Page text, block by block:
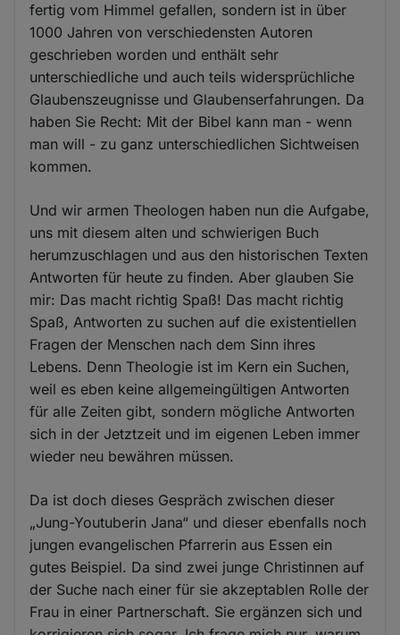
fertig vom Himmel gefallen, sondern ist in über
1000 Jahren von verschiedensten Autoren
geschrieben worden und enthält sehr
unterschiedliche und auch teils widersprüchliche
Glaubenszeugnisse und Glaubenserfahrungen. Da
haben Sie Recht: Mit der Bibel kann man - wenn
man will - zu ganz unterschiedlichen Sichtweisen
kommen.
Und wir armen Theologen haben nun die Aufgabe,
uns mit diesem alten und schwierigen Buch
herumzuschlagen und aus den historischen Texten
Antworten für heute zu finden. Aber glauben Sie
mir: Das macht richtig Spaß! Das macht richtig
Spaß, Antworten zu suchen auf die existentiellen
Fragen der Menschen nach dem Sinn ihres
Lebens. Denn Theologie ist im Kern ein Suchen,
weil es eben keine allgemeingültigen Antworten
für alle Zeiten gibt, sondern mögliche Antworten
sich in der Jetztzeit und im eigenen Leben immer
wieder neu bewähren müssen.
Da ist doch dieses Gespräch zwischen dieser
„Jung-Youtuberin Jana“ und dieser ebenfalls noch
jungen evangelischen Pfarrerin aus Essen ein
gutes Beispiel. Da sind zwei junge Christinnen auf
der Suche nach einer für sie akzeptablen Rolle der
Frau in einer Partnerschaft. Sie ergänzen sich und